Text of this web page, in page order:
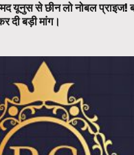
यूनुस से छीन लो नोबल प्राइज!
दी बड़ी मांग।